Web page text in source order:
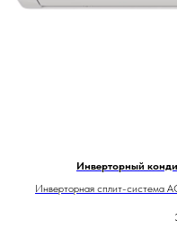
Инверторный
Инверторная сплит-система